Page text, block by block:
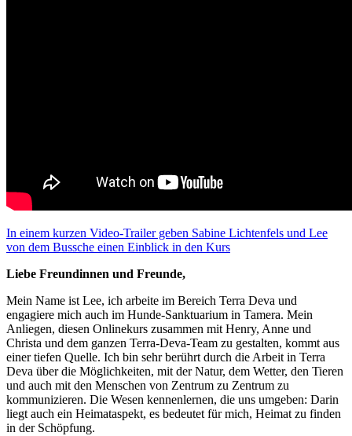
In einem kurzen Video-Trailer geben Sabine Lichtenfels und Lee
von dem Bussche einen Einblick in den Kurs
Liebe Freundinnen und Freunde,
Mein Name ist Lee, ich arbeite im Bereich Terra Deva und
engagiere mich auch im Hunde-Sanktuarium in Tamera. Mein
Anliegen, diesen Onlinekurs zusammen mit Henry, Anne und
Christa und dem ganzen Terra-Deva-Team zu gestalten, kommt aus
einer tiefen Quelle. Ich bin sehr berührt durch die Arbeit in Terra
Deva über die Möglichkeiten, mit der Natur, dem Wetter, den Tieren
und auch mit den Menschen von Zentrum zu Zentrum zu
kommunizieren. Die Wesen kennenlernen, die uns umgeben: Darin
liegt auch ein Heimataspekt, es bedeutet für mich, Heimat zu finden
in der Schöpfung.